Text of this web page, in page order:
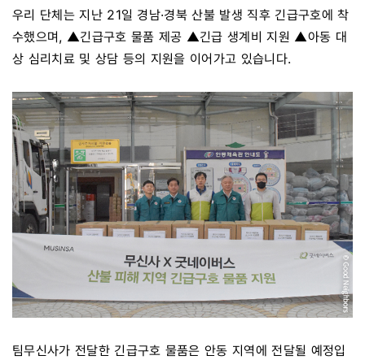
우리 단체는 지난 21일 경남·경북 산불 발생 직후 긴급구호에 착
수했으며, ▲긴급구호 물품 제공 ▲긴급 생계비 지원 ▲아동 대
상 심리치료 및 상담 등의 지원을 이어가고 있습니다.
팀무신사가 전달한 긴급구호 물품은 안동 지역에 전달될 예정입